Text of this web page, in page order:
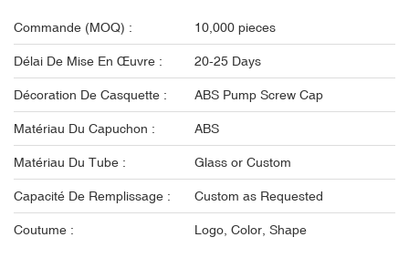
Commande (MOQ) : 10,000 pieces
Délai De Mise En Œuvre : 20-25 Days
Décoration De Casquette : ABS Pump Screw Cap
Matériau Du Capuchon : ABS
Matériau Du Tube : Glass or Custom
Capacité De Remplissage : Custom as Requested
Coutume : Logo, Color, Shape